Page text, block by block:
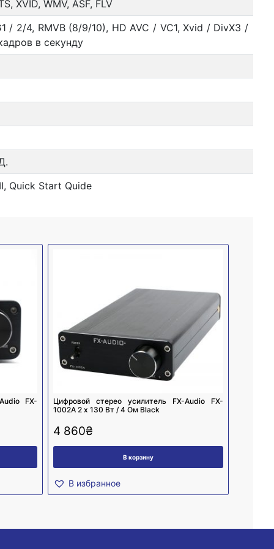
XVID, WMV, ASF, FLV
/ 2/4, RMVB (8/9/10), HD AVC / VC1, Xvid / DivX3 /
в секунду
Quick Start Quide
FX-
Цифровой стерео усилитель FX-Audio FX-
1002A 2 х 130 Вт / 4 Ом Black
4 860₴
В корзину
В избранное